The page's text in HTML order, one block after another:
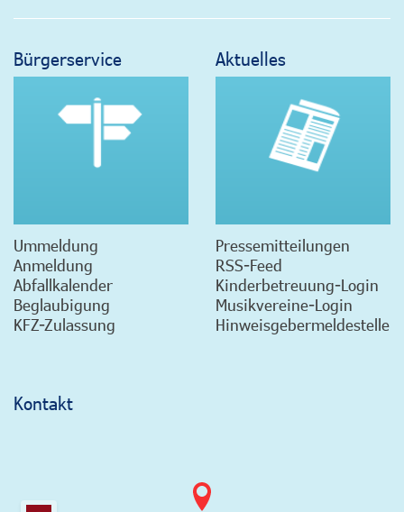
Bürgerservice
Ummeldung
Anmeldung
Abfallkalender
Beglaubigung
KFZ-Zulassung
Aktuelles
Pressemitteilungen
RSS-Feed
Kinderbetreuung-Login
Musikvereine-Login
Hinweisgebermeldestelle
Kontakt